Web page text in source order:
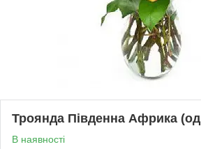
Троянда Південна Африка
В наявності